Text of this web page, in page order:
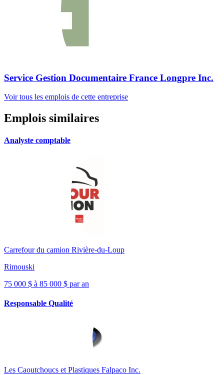
Service Gestion Documentaire France Longpre Inc.
Voir tous les emplois de cette entreprise
Emplois similaires
Analyste comptable
Carrefour du camion Rivière-du-Loup
Rimouski
75 000 $ à 85 000 $ par an
Responsable Qualité
Les Caoutchoucs et Plastiques Falpaco Inc.